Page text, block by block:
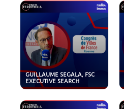
GUILLAUME SEGALA, FSC
EXECUTIVE SEARCH